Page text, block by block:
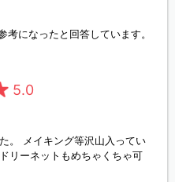
考になったと回答しています。
5.0
。 メイキング等沢山入ってい
リーネットもめちゃくちゃ可